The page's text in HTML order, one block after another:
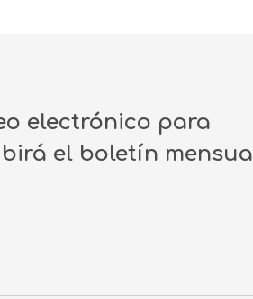
electrónico para
el boletín